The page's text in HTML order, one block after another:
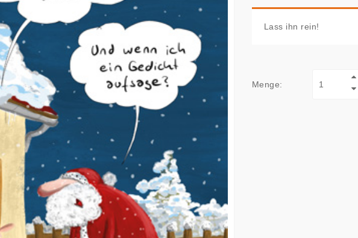
Lass ihn rein!
Menge: